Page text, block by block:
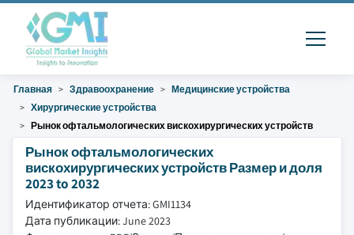
Главная Здравоохранение
Медицинские устройства
Хирургические устройства
Рынок офтальмологических вискохирургических устройств
Рынок офтальмологических
вискохирургических устройств Размер и доля
2023 to 2032
Идентификатор отчета: GMI1134
Дата публикации: June 2023